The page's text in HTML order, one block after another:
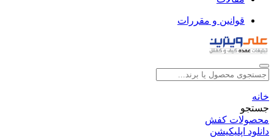
قوانین و مقررات
خانه
جستجو
محصولات کفش
دانلود اپلیکیشن